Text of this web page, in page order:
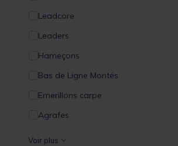
Leadcore
Leaders
Hameçons
Bas de Ligne Montés
Emerillons carpe
Agrafes
Anneaux
Voir plus